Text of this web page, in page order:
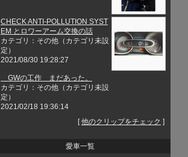
CHECK ANTI-POLLUTION SYST
EM とロワーアーム交換の話
カテゴリ：その他（カテゴリ未設
定）
2021/08/30 19:28:27
GWの工作 まだあった。
カテゴリ：その他（カテゴリ未設
定）
2021/02/18 19:36:14
[他のクリップをチェック ]
愛車一覧